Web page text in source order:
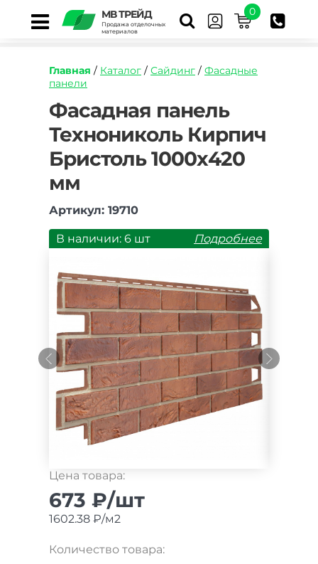
МВ ТРЕЙД
Продажа отделочных
материалов
0
Главная / Каталог / Сайдинг / Фасадные
панели
https://mvtrade.ru/images/id/normal/
panel-
tekhnonikol-
kirpich-
bristol-
1000kh420-
mm.jpg
Фасадная панель
Технониколь Кирпич
Бристоль 1000х420
мм
Артикул: 19710
В наличии: 6 шт Подробнее
Цена товара:
673 ₽/шт
1602.38 ₽/м2
Количество товара: